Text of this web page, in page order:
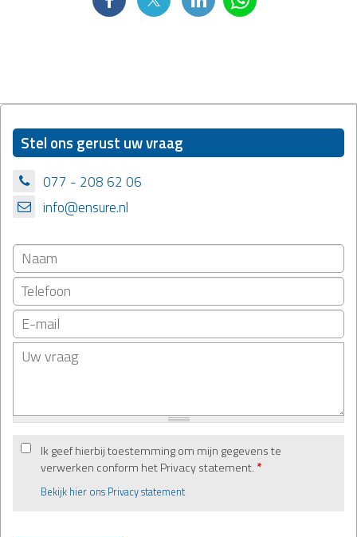
Stel ons gerust uw vraag
077 - 208 62 06
info@ensure.nl
Ik geef hierbij toestemming om mijn gegevens te
verwerken conform het Privacy statement. *
Bekijk hier ons Privacy statement